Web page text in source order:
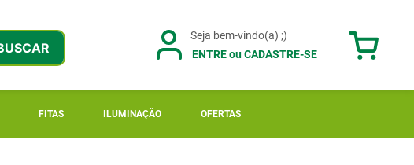
ENTRE ou CADASTRE-SE
FITAS ILUMINAÇÃO OFERTAS